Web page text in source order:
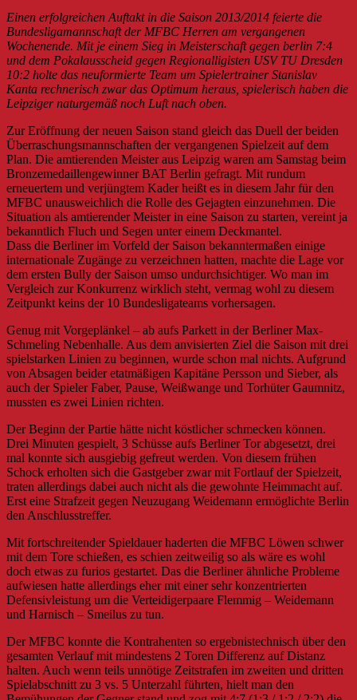
Einen erfolgreichen Auftakt in die Saison 2013/2014 feierte die
Bundesligamannschaft der MFBC Herren am vergangenen
Wochenende. Mit je einem Sieg in Meisterschaft gegen berlin 7:4
und dem Pokalausscheid gegen Regionalligisten USV TU Dresden
10:2 holte das neuformierte Team um Spielertrainer Stanislav
Kanta rechnerisch zwar das Optimum heraus, spielerisch haben die
Leipziger naturgemäß noch Luft nach oben.
Zur Eröffnung der neuen Saison stand gleich das Duell der beiden
Überraschungsmannschaften der vergangenen Spielzeit auf dem
Plan. Die amtierenden Meister aus Leipzig waren am Samstag beim
Bronzemedaillengewinner BAT Berlin gefragt. Mit rundum
erneuertem und verjüngtem Kader heißt es in diesem Jahr für den
MFBC unausweichlich die Rolle des Gejagten einzunehmen. Die
Situation als amtierender Meister in eine Saison zu starten, vereint ja
bekanntlich Fluch und Segen unter einem Deckmantel.
Dass die Berliner im Vorfeld der Saison bekanntermaßen einige
internationale Zugänge zu verzeichnen hatten, machte die Lage vor
dem ersten Bully der Saison umso undurchsichtiger. Wo man im
Vergleich zur Konkurrenz wirklich steht, vermag wohl zu diesem
Zeitpunkt keins der 10 Bundesligateams vorhersagen.
Genug mit Vorgeplänkel – ab aufs Parkett in der Berliner Max-
Schmeling Nebenhalle. Aus dem anvisierten Ziel die Saison mit drei
spielstarken Linien zu beginnen, wurde schon mal nichts. Aufgrund
von Absagen beider etatmäßigen Kapitäne Persson und Sieber, als
auch der Spieler Faber, Pause, Weißwange und Torhüter Gaumnitz,
mussten es zwei Linien richten.
Der Beginn der Partie hätte nicht köstlicher schmecken können.
Drei Minuten gespielt, 3 Schüsse aufs Berliner Tor abgesetzt, drei
mal konnte sich ausgiebig gefreut werden. Von diesem frühen
Schock erholten sich die Gastgeber zwar mit Fortlauf der Spielzeit,
traten allerdings dabei auch nicht als die gewohnte Heimmacht auf.
Erst eine Strafzeit gegen Neuzugang Weidemann ermöglichte Berlin
den Anschlusstreffer.
Mit fortschreitender Spieldauer haderten die MFBC Löwen schwer
mit dem Tore schießen, es schien zeitweilig so als wäre es wohl
doch etwas zu furios gestartet. Das die Berliner ähnliche Probleme
aufwiesen hatte allerdings eher mit einer sehr konzentrierten
Defensivleistung um die Verteidigerpaare Flemmig – Weidemann
und Harnisch – Smeilus zu tun.
Der MFBC konnte die Kontrahenten so ergebnistechnisch über den
gesamten Verlauf mit mindestens 2 Toren Differenz auf Distanz
halten. Auch wenn teils unnötige Zeitstrafen im zweiten und dritten
Spielabschnitt zu 3 vs. 5 Unterzahl führten, hielt man den